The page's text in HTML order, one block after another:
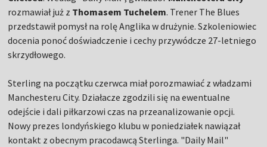
rozmawiał już z Thomasem Tuchelem. Trener The Blues
przedstawił pomysł na rolę Anglika w drużynie. Szkoleniowiec
docenia ponoć doświadczenie i cechy przywódcze 27-letniego
skrzydłowego.
Sterling na początku czerwca miał porozmawiać z władzami
Manchesteru City. Działacze zgodzili się na ewentualne
odejście i dali piłkarzowi czas na przeanalizowanie opcji.
Nowy prezes londyńskiego klubu w poniedziałek nawiązał
kontakt z obecnym pracodawcą Sterlinga. "Daily Mail"